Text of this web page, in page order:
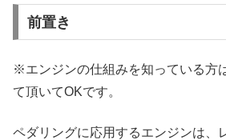
前置き
※エンジンの仕組みを知っている方
て頂いてOKです。
ペダリングに応用するエンジンは、